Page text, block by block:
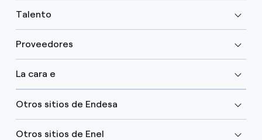
Talento
Proveedores
La cara e
Otros sitios de Endesa
Otros sitios de Enel